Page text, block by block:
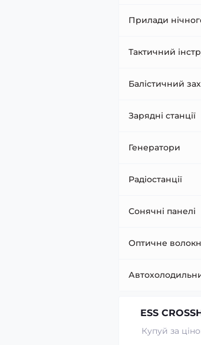
Прилади
Тактичний
Балістичний
Зарядні станції
Генератори
Радіостанції
Сонячні панелі
Оптичне
ESS
Купуй за